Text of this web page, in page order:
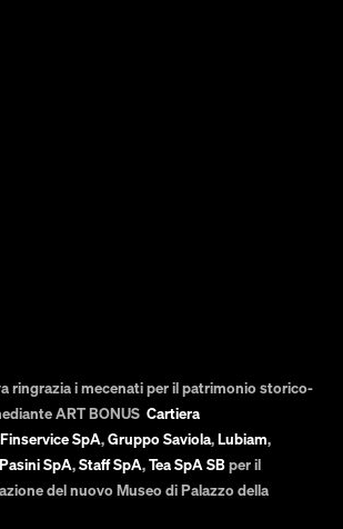
ringrazia i mecenati per il patrimonio storico-
ART BONUS Cartiera
SpA,Gruppo Saviola,Lubiam,
SpA,Staff SpA,Tea SpA SBper il
del nuovo Museo di Palazzo della